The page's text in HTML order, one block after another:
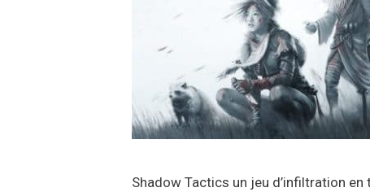
Shadow Tactics un jeu d’infiltration